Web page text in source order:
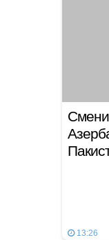
13:26